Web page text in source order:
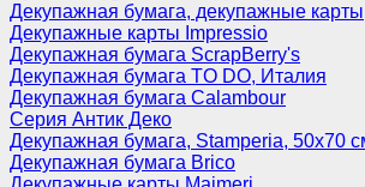
Декупажная бумага, декупажные карты
Декупажные карты Impressio
Декупажная бумага ScrapBerry's
Декупажная бумага TO DO, Италия
Декупажная бумага Calambour
Серия Антик Деко
Декупажная бумага, Stamperia, 50х70
Декупажная бумага Brico